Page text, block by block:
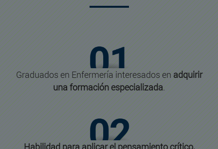
Graduados en Enfermería interesados en adquirir
una formación especializada.
Habilidad para aplicar el pensamiento crítico,